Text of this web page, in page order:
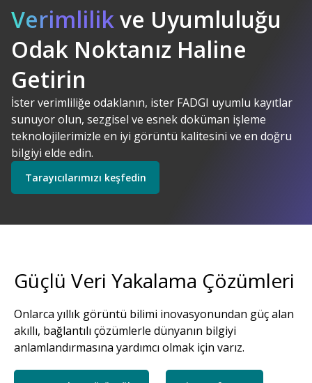
Verimlilikve Uyumluluğu
Odak Noktanız Haline
Getirin
İster verimliliğe odaklanın, ister FADGI uyumlu kayıtlar
sunuyor olun, sezgisel ve esnek doküman işleme
teknolojilerimizle en iyi görüntü kalitesini ve en doğru
bilgiyi elde edin.
Tarayıcılarımızı keşfedin
AI Destekli
Keşfedin
Kodak Alaris. Anlamlı
Çözümler
Çözümlerimizi keşfedin
Tarayıcılarımızı keşfedin
Servislerimizi keşfedin
Güçlü Veri Yakalama Çözümleri
Onlarca yıllık görüntü bilimi inovasyonundan güç alan
akıllı, bağlantılı çözümlerle dünyanın bilgiyi
anlamlandırmasına yardımcı olmak için varız.